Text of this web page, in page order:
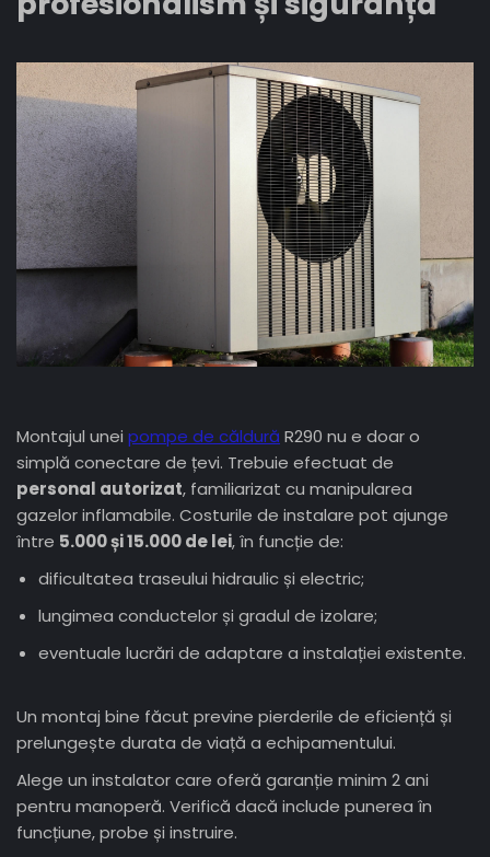
Montajul unei pompe de căldură R290 nu e doar o
simplă conectare de țevi. Trebuie efectuat de
personal autorizat, familiarizat cu manipularea
gazelor inflamabile. Costurile de instalare pot ajunge
între 5.000 și 15.000 de lei, în funcție de:
dificultatea traseului hidraulic și electric;
lungimea conductelor și gradul de izolare;
eventuale lucrări de adaptare a instalației existente.
Un montaj bine făcut previne pierderile de eficiență și
prelungește durata de viață a echipamentului.
Alege un instalator care oferă garanție minim 2 ani
pentru manoperă. Verifică dacă include punerea în
funcțiune, probe și instruire.